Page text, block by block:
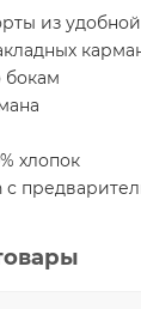
из
бокам
хлопок
с